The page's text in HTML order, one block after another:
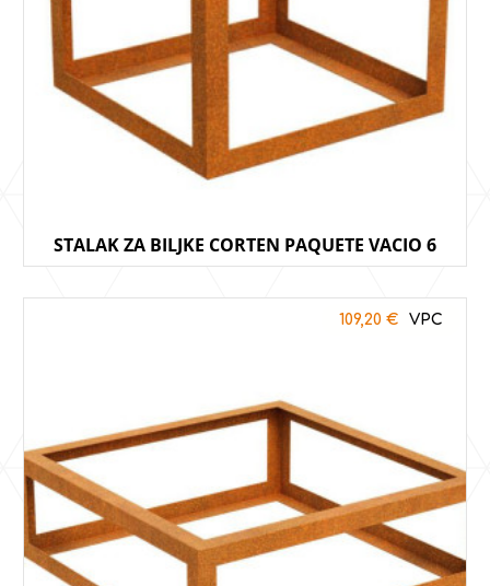
STALAK ZA BILJKE CORTEN PAQUETE VACIO 6
109,20 €